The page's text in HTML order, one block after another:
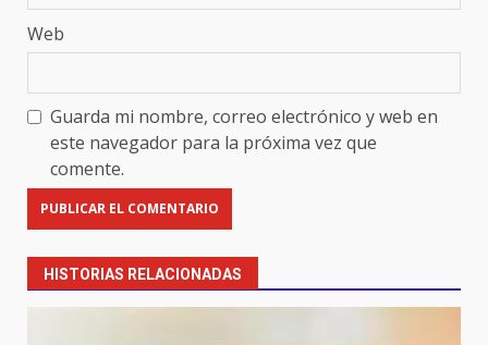
Web
Guarda mi nombre, correo electrónico y web en
este navegador para la próxima vez que
comente.
HISTORIAS RELACIONADAS